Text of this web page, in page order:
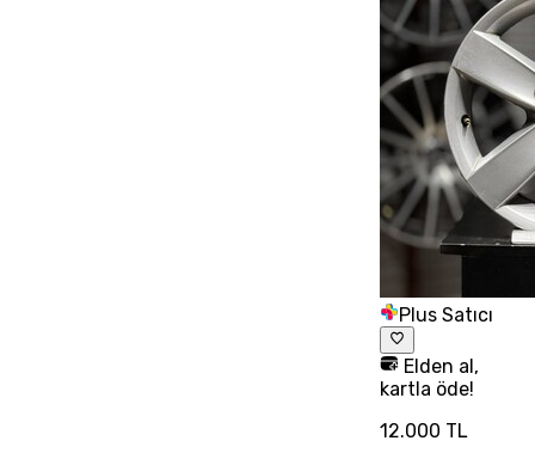
Plus Satıcı
Elden al,
kartla öde!
12.000 TL